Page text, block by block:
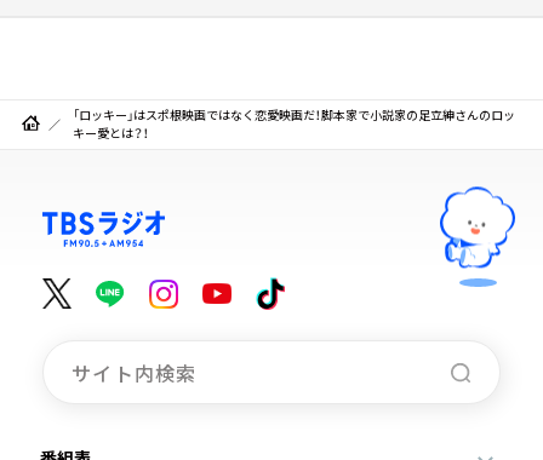
「ロッキー」はスポ根映画ではなく恋愛映画だ！脚本家で小説家の足立紳さんのロッ
キー愛とは？！